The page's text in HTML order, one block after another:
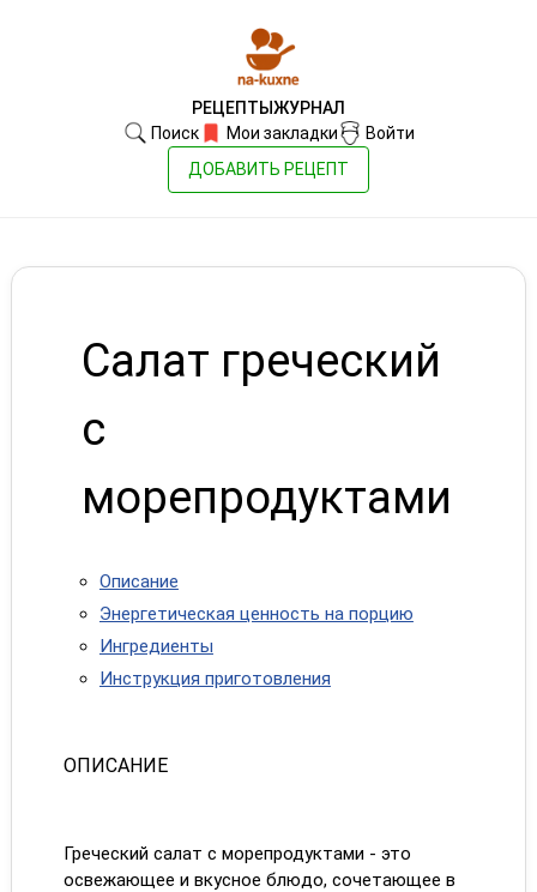
РЕЦЕПТЫ ЖУРНАЛ
Поиск
Мои закладки
Войти
ДОБАВИТЬ РЕЦЕПТ
Салат греческий
с
морепродуктами
Описание
Энергетическая ценность на порцию
Ингредиенты
Инструкция приготовления
ОПИСАНИЕ
Греческий салат с морепродуктами - это
освежающее и вкусное блюдо, сочетающее в